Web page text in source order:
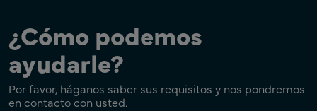
¿Cómo podemos
ayudarle?
Por favor, háganos saber sus requisitos y nos pondremos
en contacto con usted.